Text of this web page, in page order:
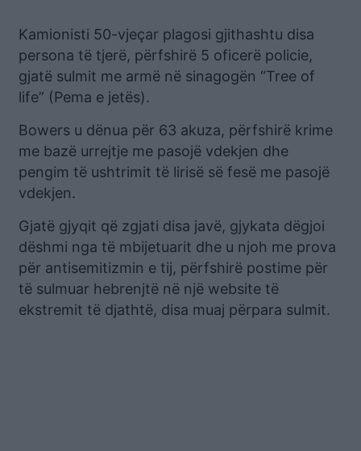
Kamionisti 50-vjeçar plagosi gjithashtu disa
persona të tjerë, përfshirë 5 oficerë policie,
gjatë sulmit me armë në sinagogën “Tree of
life” (Pema e jetës).
Bowers u dënua për 63 akuza, përfshirë krime
me bazë urrejtje me pasojë vdekjen dhe
pengim të ushtrimit të lirisë së fesë me pasojë
vdekjen.
Gjatë gjyqit që zgjati disa javë, gjykata dëgjoi
dëshmi nga të mbijetuarit dhe u njoh me prova
për antisemitizmin e tij, përfshirë postime për
të sulmuar hebrenjtë në një website të
ekstremit të djathtë, disa muaj përpara sulmit.